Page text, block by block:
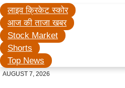
लाइव क्रिकेट स्कोर
आज की ताजा खबर
Stock Market
Shorts
Top News
AUGUST 7, 2026